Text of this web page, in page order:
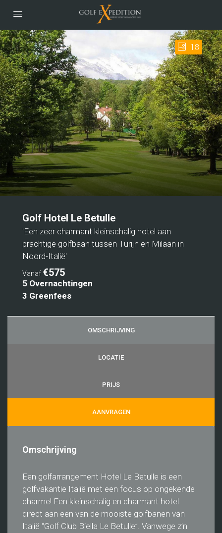
18
Golf Hotel Le Betulle
'Een zeer charmant kleinschalig hotel aan
prachtige golfbaan tussen Turijn en Milaan in
Noord-Italië'
Vanaf €575
5 Overnachtingen
3 Greenfees
OMSCHRIJVING
LOCATIE
PRIJS
AANVRAGEN
Omschrijving
Een golfarrangement Hotel Le Betulle is een
golfvakantie Italië met een focus op ongekende
charme! Een kleinschalig en charmant hotel
direct aan een van de mooiste golfbanen van
Italië “Golf Club Biella Le Betulle”. Vanwege z’n